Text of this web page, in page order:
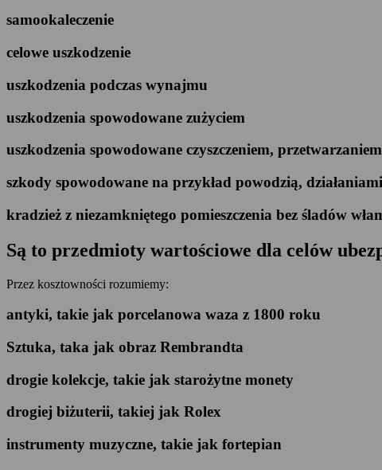
samookaleczenie
celowe uszkodzenie
uszkodzenia podczas wynajmu
uszkodzenia spowodowane zużyciem
uszkodzenia spowodowane czyszczeniem,
szkody spowodowane na przykład powodzią,
kradzież z niezamkniętego pomieszczenia bez śladów
Są to przedmioty wartościowe dla celów
Przez kosztowności rozumiemy:
antyki, takie jak porcelanowa waza z 1800 roku
Sztuka, taka jak obraz Rembrandta
drogie kolekcje, takie jak starożytne monety
drogiej biżuterii, takiej jak Rolex
instrumenty muzyczne, takie jak fortepian